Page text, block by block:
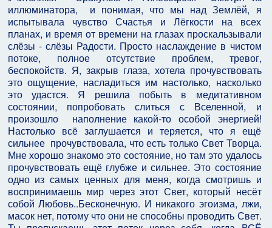
иллюминатора, и понимая, что мы над Землёй, я
испытывала чувство Счастья и Лёгкости на всех
планах, и время от времени на глазах проскальзывали
слёзы - слёзы Радости. Просто наслаждение в чистом
потоке, полное отсутствие проблем, тревог,
беспокойств. Я, закрыв глаза, хотела прочувствовать
это ощущение, насладиться им настолько, насколько
это удастся. Я решила побыть в медитативном
состоянии, попробовать слиться с Вселенной, и
произошло наполнение какой-то особой энергией!
Настолько всё заглушается и теряется, что я ещё
сильнее прочувствовала, что есть только Свет Творца.
Мне хорошо знакомо это состояние, но там это удалось
прочувствовать ещё глубже и сильнее. Это состояние
одно из самых ценных для меня, когда смотришь и
воспринимаешь мир через этот Свет, который несёт
собой Любовь..Бесконечную. И никакого эгоизма, лжи,
масок нет, потому что они не способны проводить Свет.